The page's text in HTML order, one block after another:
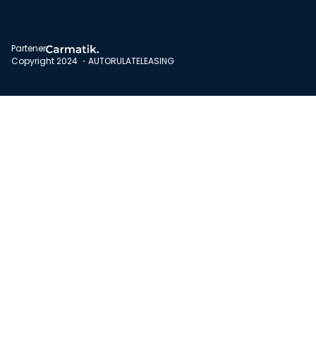
Partener
Copyright 2024 ・AUTORULATELEASING